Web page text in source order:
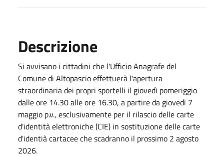
Descrizione
Si avvisano i cittadini che l'Ufficio Anagrafe del
Comune di Altopascio effettuerà l'apertura
straordinaria dei propri sportelli il giovedì pomeriggio
dalle ore 14.30 alle ore 16.30, a partire da giovedì 7
maggio p.v., esclusivamente per il rilascio delle carte
d'identità elettroniche (CIE) in sostituzione delle carte
d'identià cartacee che scadranno il prossimo 2 agosto
2026.